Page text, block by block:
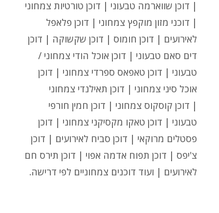
| דוכן שווארמה טבעוני | דוכן טורטיות צמחוני
| דוכני מזון מוקפץ צמחוני | דוכן פלאפל
לאירועים | דוכן חומוס | דוכן שקשוקה | דוכן
דים סאם טבעוני | דוכן אוכל הודי צמחוני /
טבעוני | דוכן טאפאס ספרדי צמחוני | דוכן
אוכל סיני צמחוני | דוכן תאילנדי צמחוני
| דוכן קוסקוס צמחוני | דוכן חמין חורפי
טבעוני | דוכן טאקו מקסיקני צמחוני | דוכן
פסטלים מרוקאי | דוכן סביח לאירועים | דוכן
צ'יפס | דוכן תפוח אדמה אפוי | דוכן תירס חם
לאירועים | ועוד דוכנים צמחוניים לפי דרישה.